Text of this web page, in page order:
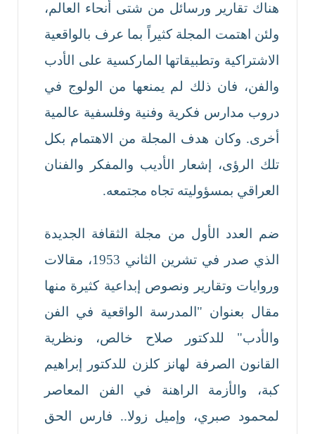
هناك تقارير ورسائل من شتى أنحاء العالم،
ولئن اهتمت المجلة كثيراً بما عرف بالواقعية
الاشتراكية وتطبيقاتها الماركسية على الأدب
والفن، فان ذلك لم يمنعها من الولوج في
دروب مدارس فكرية وفنية وفلسفية عالمية
أخرى. وكان هدف المجلة من الاهتمام بكل
تلك الرؤى، إشعار الأديب والمفكر والفنان
العراقي بمسؤوليته تجاه مجتمعه.
ضم العدد الأول من مجلة الثقافة الجديدة
الذي صدر في تشرين الثاني 1953، مقالات
وروايات وتقارير ونصوص إبداعية كثيرة منها
مقال بعنوان "المدرسة الواقعية في الفن
والأدب" للدكتور صلاح خالص، ونظرية
القانون الصرفة لهانز كلزن للدكتور إبراهيم
كبة، والأزمة الراهنة في الفن المعاصر
لمحمود صبري، وإميل زولا.. فارس الحق